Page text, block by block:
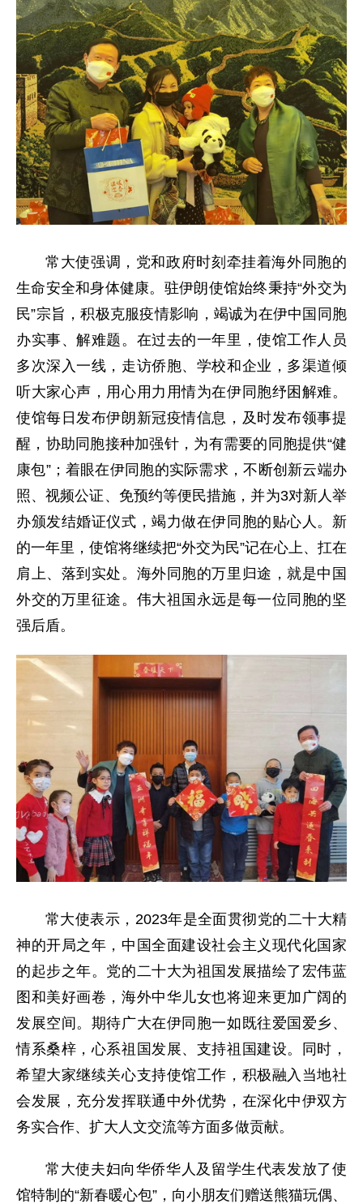
常大使强调，党和政府时刻牵挂着海外同胞的
生命安全和身体健康。驻伊朗使馆始终秉持“外交为
民”宗旨，积极克服疫情影响，竭诚为在伊中国同胞
办实事、解难题。在过去的一年里，使馆工作人员
多次深入一线，走访侨胞、学校和企业，多渠道倾
听大家心声，用心用力用情为在伊同胞纾困解难。
使馆每日发布伊朗新冠疫情信息，及时发布领事提
醒，协助同胞接种加强针，为有需要的同胞提供“健
康包”；着眼在伊同胞的实际需求，不断创新云端办
照、视频公证、免预约等便民措施，并为3对新人举
办颁发结婚证仪式，竭力做在伊同胞的贴心人。新
的一年里，使馆将继续把“外交为民”记在心上、扛在
肩上、落到实处。海外同胞的万里归途，就是中国
外交的万里征途。伟大祖国永远是每一位同胞的坚
强后盾。
常大使表示，2023年是全面贯彻党的二十大精
神的开局之年，中国全面建设社会主义现代化国家
的起步之年。党的二十大为祖国发展描绘了宏伟蓝
图和美好画卷，海外中华儿女也将迎来更加广阔的
发展空间。期待广大在伊同胞一如既往爱国爱乡、
情系桑梓，心系祖国发展、支持祖国建设。同时，
希望大家继续关心支持使馆工作，积极融入当地社
会发展，充分发挥联通中外优势，在深化中伊双方
务实合作、扩大人文交流等方面多做贡献。
常大使夫妇向华侨华人及留学生代表发放了使
馆特制的“新春暖心包”，向小朋友们赠送熊猫玩偶、